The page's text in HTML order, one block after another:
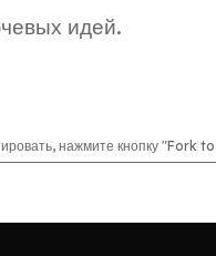
идей.
нажмите кнопку "Fork